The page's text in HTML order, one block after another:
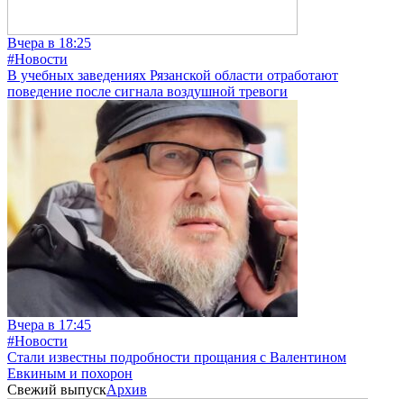
Вчера в 18:25
#Новости
В учебных заведениях Рязанской области отработают
поведение после сигнала воздушной тревоги
Вчера в 17:45
#Новости
Стали известны подробности прощания с Валентином
Евкиным и похорон
Свежий выпускАрхив